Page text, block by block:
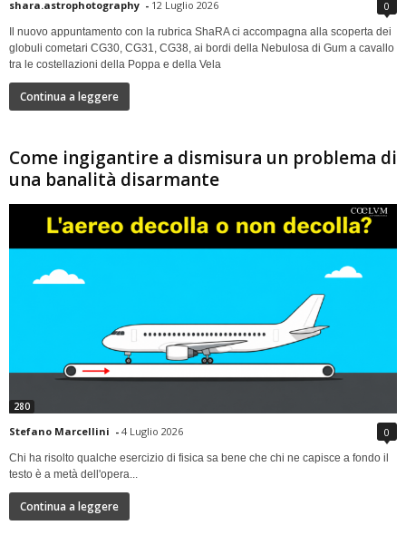
shara.astrophotography - 12 Luglio 2026 0
Il nuovo appuntamento con la rubrica ShaRA ci accompagna alla scoperta dei
globuli cometari CG30, CG31, CG38, ai bordi della Nebulosa di Gum a cavallo
tra le costellazioni della Poppa e della Vela
Continua a leggere
Come ingigantire a dismisura un problema di
una banalità disarmante
280
Stefano Marcellini - 4 Luglio 2026 0
Chi ha risolto qualche esercizio di fisica sa bene che chi ne capisce a fondo il
testo è a metà dell'opera...
Continua a leggere